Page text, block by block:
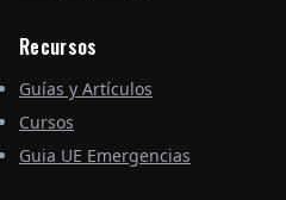
Recursos
Guías y Artículos
Cursos
Guia UE Emergencias